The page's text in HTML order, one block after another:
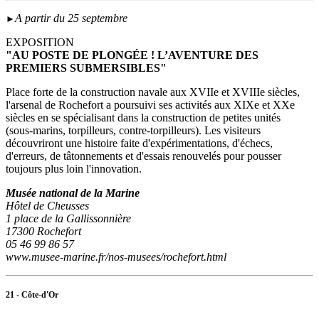
►A partir du 25 septembre
EXPOSITION
"AU POSTE DE PLONGÉE ! L’AVENTURE DES
PREMIERS SUBMERSIBLES"
Place forte de la construction navale aux XVIIe et XVIIIe siècles,
l'arsenal de Rochefort a poursuivi ses activités aux XIXe et XXe
siècles en se spécialisant dans la construction de petites unités
(sous‑marins, torpilleurs, contre-torpilleurs). Les visiteurs
découvriront une histoire faite d'expérimentations, d'échecs,
d'erreurs, de tâtonnements et d'essais renouvelés pour pousser
toujours plus loin l'innovation.
Musée national de la Marine
Hôtel de Cheusses
1 place de la Gallissonnière
17300 Rochefort
05 46 99 86 57
www.musee-marine.fr/nos-musees/rochefort.html
21 - Côte-d'Or